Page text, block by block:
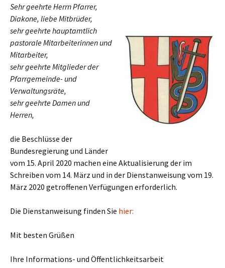
Sehr geehrte Herrn Pfarrer,
Diakone, liebe Mitbrüder,
sehr geehrte hauptamtlich
pastorale Mitarbeiterinnen und
Mitarbeiter,
sehr geehrte Mitglieder der
Pfarrgemeinde- und
Verwaltungsräte,
sehr geehrte Damen und
Herren,
die Beschlüsse der
Bundesregierung und Länder
vom 15. April 2020 machen eine Aktualisierung der im
Schreiben vom 14. März und in der Dienstanweisung vom 19.
März 2020 getroffenen Verfügungen erforderlich.
Die Dienstanweisung finden Sie hier:
Mit besten Grüßen
Ihre Informations- und Öffentlichkeitsarbeit